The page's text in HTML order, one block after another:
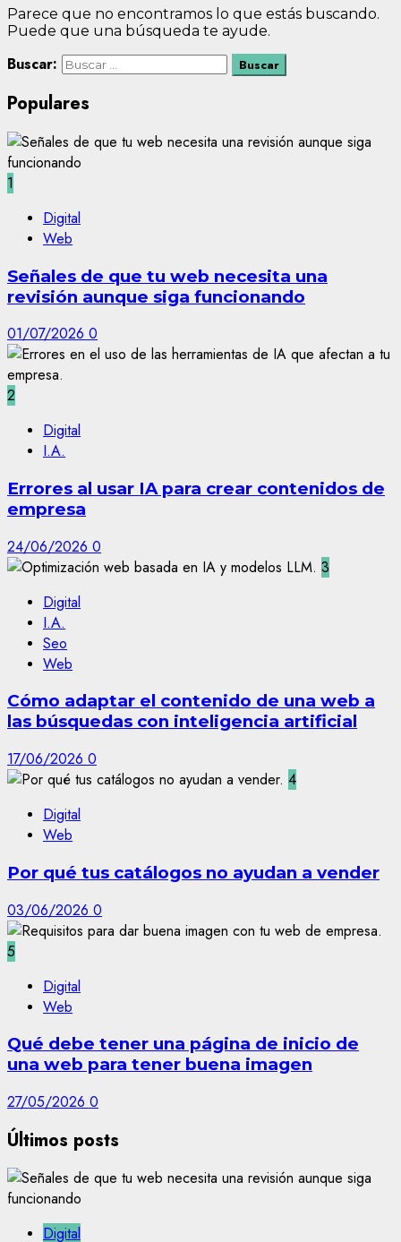
Parece que no encontramos lo que estás buscando.
Puede que una búsqueda te ayude.
Buscar:
Populares
1
Digital
Web
Señales de que tu web necesita una
revisión aunque siga funcionando
01/07/2026 0
2
Digital
I.A.
Errores al usar IA para crear contenidos de
empresa
24/06/2026 0
3
Digital
I.A.
Seo
Web
Cómo adaptar el contenido de una web a
las búsquedas con inteligencia artificial
17/06/2026 0
4
Digital
Web
Por qué tus catálogos no ayudan a vender
03/06/2026 0
5
Digital
Web
Qué debe tener una página de inicio de
una web para tener buena imagen
27/05/2026 0
Últimos posts
Digital